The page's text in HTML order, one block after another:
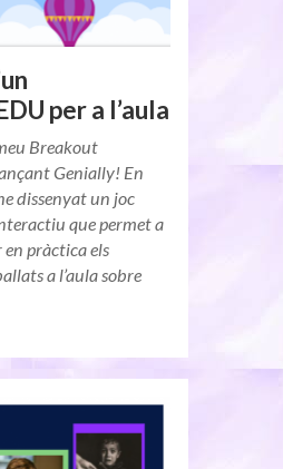
per a l’aula
Breakout
Genially! En
dissenyat un joc
que permet a
en pràctica els
a l’aula sobre